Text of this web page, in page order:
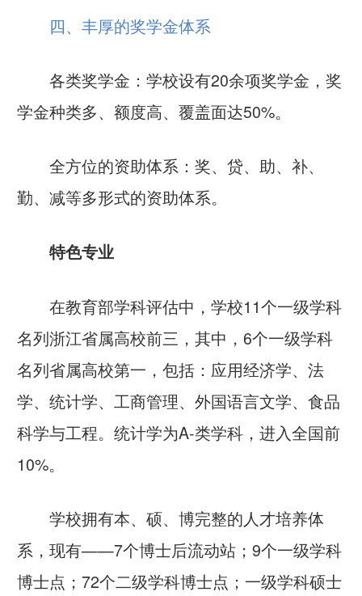
四、丰厚的奖学金体系
各类奖学金： 学校设有20余项奖学金，奖
学金种类多、额度高、覆盖面达50%。
全方位的资助体系： 奖、贷、助、补、
勤、减等多形式的资助体系。
特色专业
在教育部学科评估中，学校11个一级学科
名列浙江省属高校前三，其中，6个一级学科
名列省属高校第一，包括：应用经济学、法
学、统计学、工商管理、外国语言文学、食品
科学与工程。统计学为A-类学科，进入全国前
10%。
学校拥有本、硕、博完整的人才培养体
系，现有——7个博士后流动站；9个一级学科
博士点；72个二级学科博士点；一级学科硕士